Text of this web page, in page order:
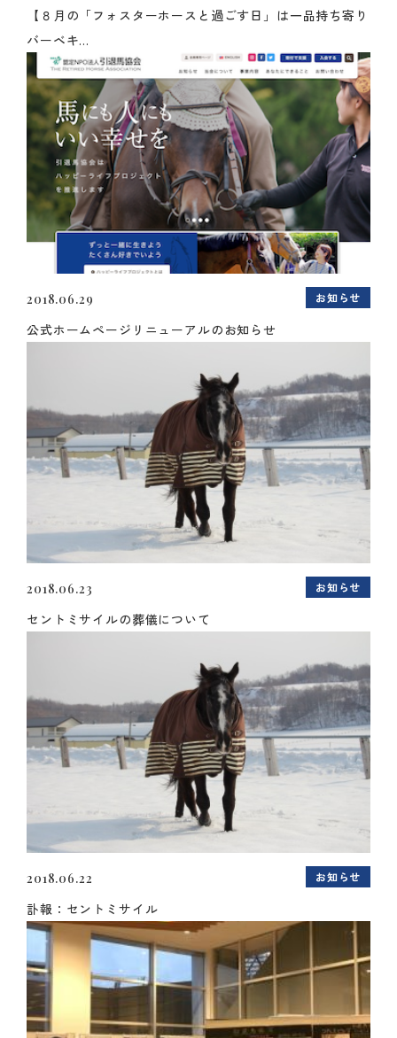
【８月の「フォスターホースと過ごす日」は一品持ち寄り
バーベキ...
2018.06.29 お知らせ
公式ホームページリニューアルのお知らせ
2018.06.23 お知らせ
セントミサイルの葬儀について
2018.06.22 お知らせ
訃報：セントミサイル